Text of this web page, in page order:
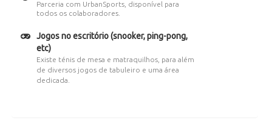
Parceria com UrbanSports, disponível para
todos os colaboradores.
Jogos no escritório (snooker, ping-pong,
etc)
Existe ténis de mesa e matraquilhos, para além
de diversos jogos de tabuleiro e uma área
dedicada.